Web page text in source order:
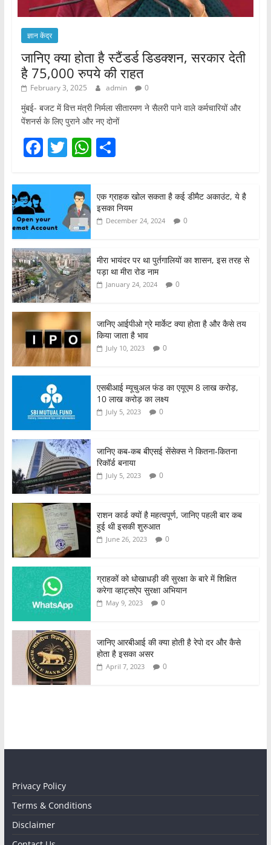
ज्ञान केंद्र
जानिए क्या होता है स्टैंडर्ड डिडक्शन, सरकार देती
है 75,000 रुपये की राहत
February 3, 2025 admin 0
मुंबई- बजट में वित्त मंत्री निर्मला सीतारमण ने सैलरी पाने वाले कर्मचारियों और
पेंशनर्स के लिए पुराने और नए दोनों
F
c
e
b
o
o
k
T
itt
er
W
s
A
p
S
e
एक ग्राहक खोल सकता है कई डीमैट अकाउंट, ये है
इसका नियम
December 24, 2024 0
मीरा भायंदर पर था पुर्तगालियों का शासन, इस तरह से
पड़ा था मीरा रोड नाम
January 24, 2024 0
जानिए आईपीओ ग्रे मार्केट क्या होता है और कैसे तय
किया जाता है भाव
July 10, 2023 0
एसबीआई म्यूचुअल फंड का एयूएम 8 लाख करोड़,
10 लाख करोड़ का लक्ष्य
July 5, 2023 0
जानिए कब-कब बीएसई सेंसेक्स ने कितना-कितना
रिकॉर्ड बनाया
July 5, 2023 0
राशन कार्ड क्यों है महत्वपूर्ण, जानिए पहली बार कब
हुई थी इसकी शुरुआत
June 26, 2023 0
ग्राहकों को धोखाधड़ी की सुरक्षा के बारे में शिक्षित
करेगा व्हाट्सऐप सुरक्षा अभियान
May 9, 2023 0
जानिए आरबीआई की क्या होती है रेपो दर और कैसे
होता है इसका असर
April 7, 2023 0
Privacy Policy
Terms & Conditions
Disclaimer